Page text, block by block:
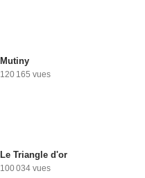
Mutiny
120 165 vues
Le Triangle d'or
100 034 vues